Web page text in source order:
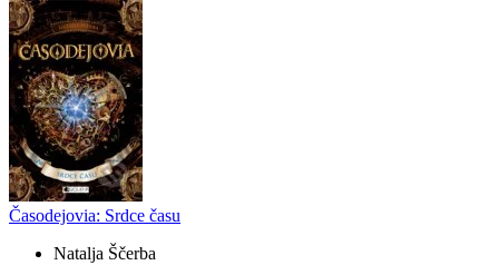
Časodejovia: Srdce času
Natalja Ščerba